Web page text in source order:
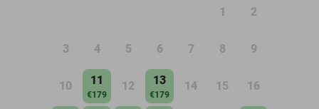
1 2
3 4 5 6 7 8 9
10 11
€179
12 13
€179
14 15 16